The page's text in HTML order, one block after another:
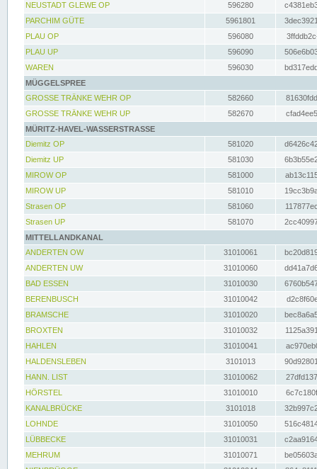
NEUSTADT GLEWE OP
596280
PARCHIM GÜTE
5961801
PLAU OP
596080
PLAU UP
596090
WAREN
596030
MÜGGELSPREE
GROSSE TRÄNKE WEHR OP
582660
GROSSE TRÄNKE WEHR UP
582670
MÜRITZ-HAVEL-WASSERSTRASSE
Diemitz OP
581020
Diemitz UP
581030
MIROW OP
581000
MIROW UP
581010
Strasen OP
581060
Strasen UP
581070
MITTELLANDKANAL
ANDERTEN OW
31010061
ANDERTEN UW
31010060
BAD ESSEN
31010030
BERENBUSCH
31010042
BRAMSCHE
31010020
BROXTEN
31010032
HAHLEN
31010041
HALDENSLEBEN
3101013
HANN. LIST
31010062
HÖRSTEL
31010010
KANALBRÜCKE
3101018
LOHNDE
31010050
LÜBBECKE
31010031
MEHRUM
31010071